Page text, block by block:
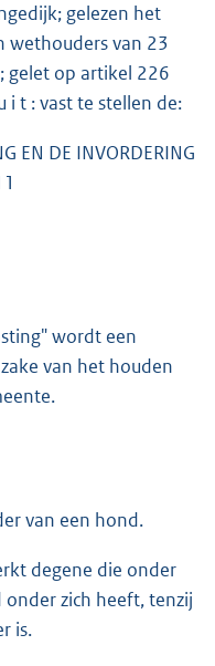
gelezen het
wethouders van 23
gelet op artikel 226
i t : vast te stellen de:
EN DE INVORDERING
wordt een
van het houden
van een hond.
degene die onder
zich heeft, tenzij
is.